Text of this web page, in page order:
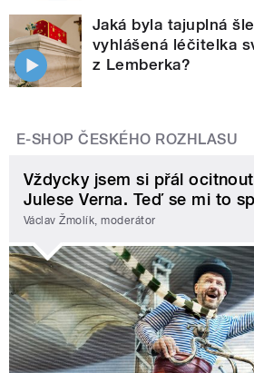
Jaká byla tajuplná
vyhlášená léčitelka
z Lemberka?
E-SHOP ČESKÉHO ROZHLASU
Vždycky jsem si přál
Julese Verna. Teď se mi to
Václav Žmolík, moderátor